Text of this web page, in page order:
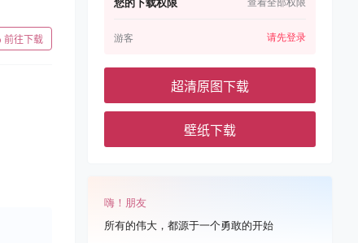
前往下载
您的下载权限 查看全部权限
游客 请先登录
超清原图下载
壁纸下载
嗨！朋友
所有的伟大，都源于一个勇敢的开始